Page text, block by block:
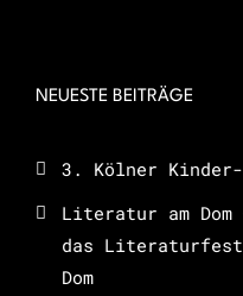
NEUESTE BEITRÄGE
3. Kölner Kinder-
Literatur am Dom
das
Dom